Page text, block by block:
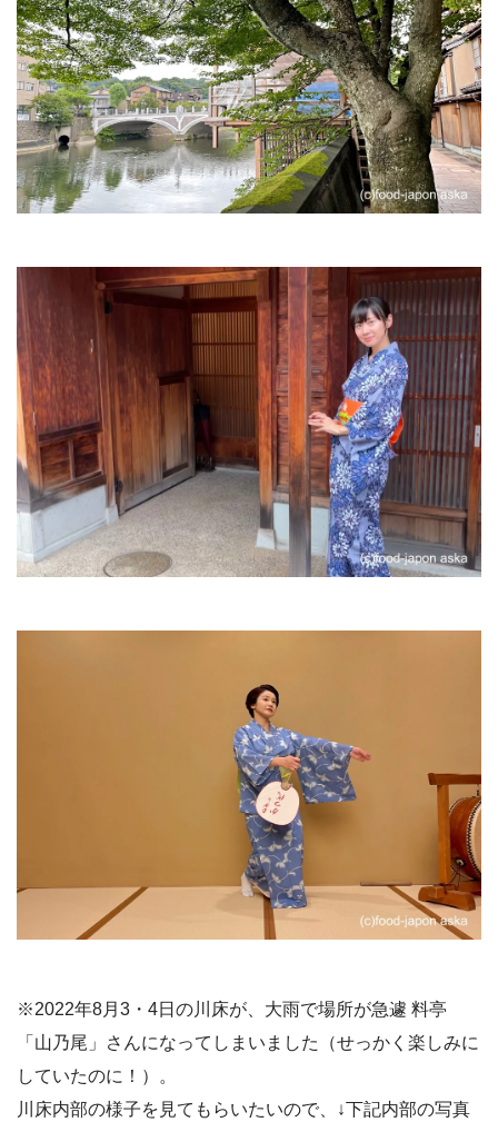
※2022年8月3・4日の川床が、大雨で場所が急遽 料亭
「山乃尾」さんになってしまいました（せっかく楽しみに
していたのに！）。
川床内部の様子を見てもらいたいので、↓下記内部の写真